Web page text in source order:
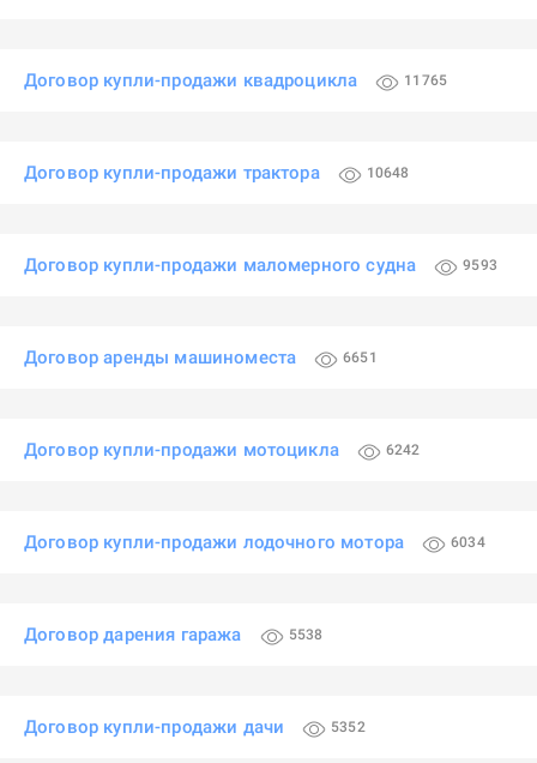
Договор купли-продажи квадроцикла 11765
Договор купли-продажи трактора 10648
Договор купли-продажи маломерного судна 9593
Договор аренды машиноместа 6651
Договор купли-продажи мотоцикла 6242
Договор купли-продажи лодочного мотора 6034
Договор дарения гаража 5538
Договор купли-продажи дачи 5352